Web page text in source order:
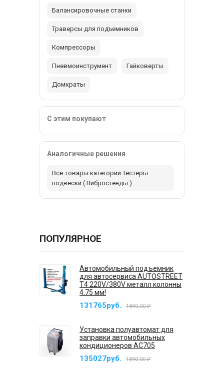
Балансировочные станки
Траверсы для подъемников
Компрессоры
Пневмоинструмент Гайковерты
Домкраты
С этим покупают
Аналогичные решения
Все товары категории Тестеры
подвески ( Вибростенды )
ПОПУЛЯРНОЕ
Автомобильный подъемник
для автосервиса AUTOSTREET
T4 220V/380V металл колонны
4.75 мм!
131765руб. 1890.00 ₽
Установка полуавтомат для
заправки автомобильных
кондиционеров AC705
135027руб. 1890.00 ₽